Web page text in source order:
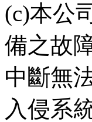
(c)本公
備之故
中斷無
入侵系